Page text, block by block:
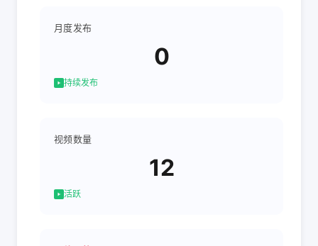
月度发布
0
持续发布
视频数量
12
活跃